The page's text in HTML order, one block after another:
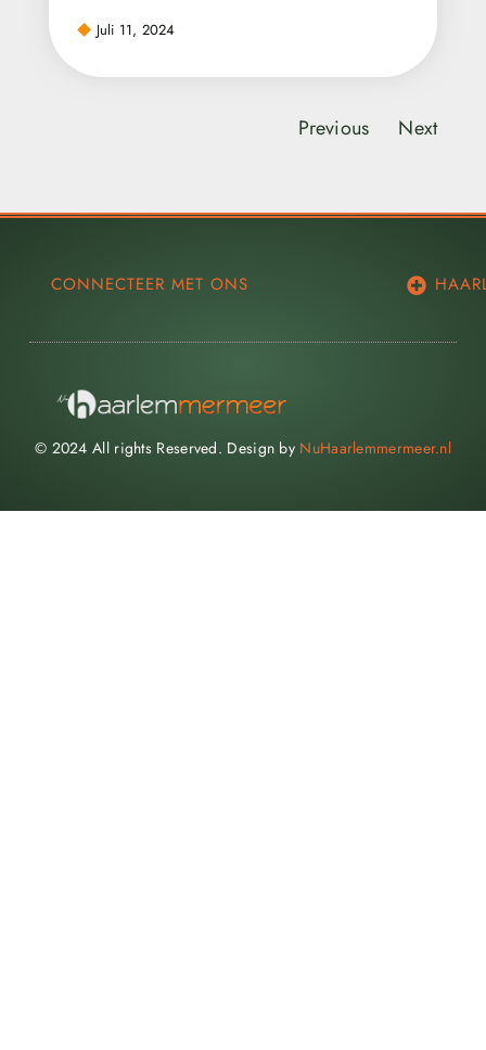
Juli 11, 2024
Previous Next
CONNECTEER MET ONS
© 2024 All rights Reserved. Design by NuHaarlemmermeer.nl